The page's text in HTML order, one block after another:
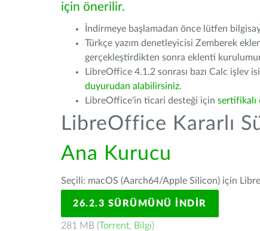
için önerilir.
İndirmeye başlamadan önce lütfen
Türkçe yazım denetleyicisi Zemberek
gerçekleştirdikten sonra eklenti
LibreOffice 4.1.2 sonrası bazı Calc işlev
duyurudan alabilirsiniz.
LibreOffice'in ticari desteği için sertifikalı
LibreOffice Kararlı
Ana Kurucu
Seçili: macOS (Aarch64/Apple Silicon) için
26.2.3 SÜRÜMÜNÜ İNDIR
281 MB (Torrent, Bilgi)